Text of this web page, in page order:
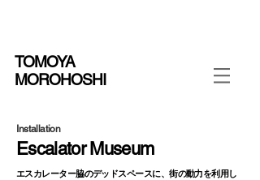
TOMOYA
MOROHOSHI
Installation
Escalator Museum
エスカレーター脇のデッドスペースに、街の動力を利用し